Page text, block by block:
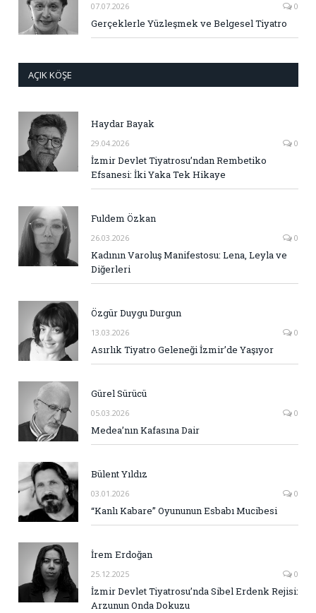
07.07.2026 0
Gerçeklerle Yüzleşmek ve Belgesel Tiyatro
AÇIK KÖŞE
Haydar Bayak
29.04.2026 0
İzmir Devlet Tiyatrosu’ndan Rembetiko
Efsanesi: İki Yaka Tek Hikaye
Fuldem Özkan
26.03.2026 0
Kadının Varoluş Manifestosu: Lena, Leyla ve
Diğerleri
Özgür Duygu Durgun
13.03.2026 0
Asırlık Tiyatro Geleneği İzmir’de Yaşıyor
Gürel Sürücü
05.03.2026 0
Medea’nın Kafasına Dair
Bülent Yıldız
03.01.2026 0
“Kanlı Kabare” Oyununun Esbabı Mucibesi
İrem Erdoğan
25.12.2025 0
İzmir Devlet Tiyatrosu’nda Sibel Erdenk Rejisi:
Arzunun Onda Dokuzu